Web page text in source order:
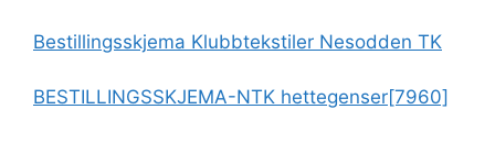
Bestillingsskjema Klubbtekstiler Nesodden TK
BESTILLINGSSKJEMA-NTK hettegenser[7960]